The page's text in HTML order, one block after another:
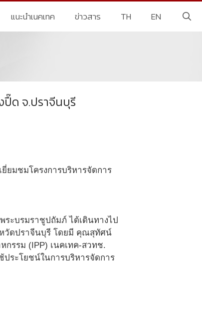
แนะนำเนคเทค ข่าวสาร TH EN
ปื๊ด จ.ปราจีนบุรี
ยมชมโครงการบริหารจัดการ
ะบรมราชูปถัมภ์ ได้เดินทางไป
หวัดปราจีนบุรี โดยมี คุณสุทัศน์
รรม (IPP) เนคเทค-สวทช.
ประโยชน์ในการบริหารจัดการ